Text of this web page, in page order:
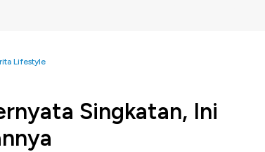
Lifestyle
Singkatan, Ini